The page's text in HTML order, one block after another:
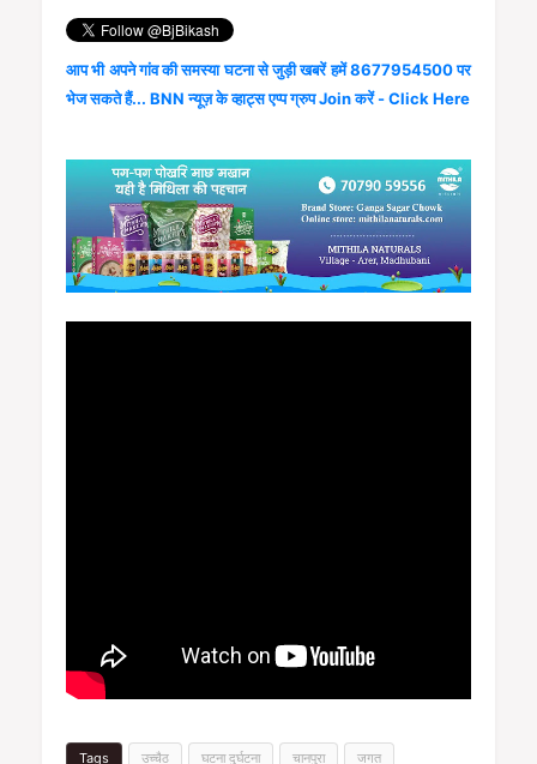
आप भी अपने गांव की समस्या घटना से जुड़ी खबरें हमें 8677954500 पर
भेज सकते हैं... BNN न्यूज़ के व्हाट्स एप्प ग्रुप Join करें - Click Here
Tags उच्चैठ घटना दुर्घटना चानपुरा जगत